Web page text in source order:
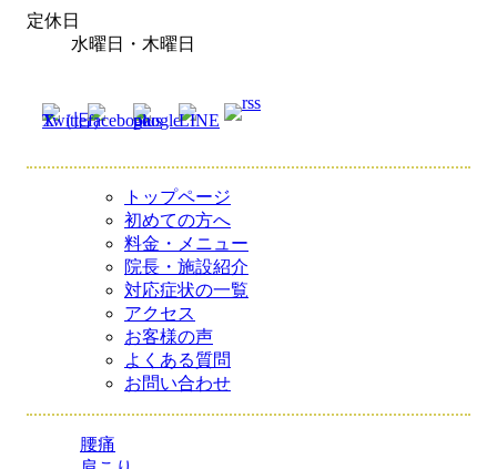
定休日
水曜日・木曜日
トップページ
初めての方へ
料金・メニュー
院長・施設紹介
対応症状の一覧
アクセス
お客様の声
よくある質問
お問い合わせ
腰痛